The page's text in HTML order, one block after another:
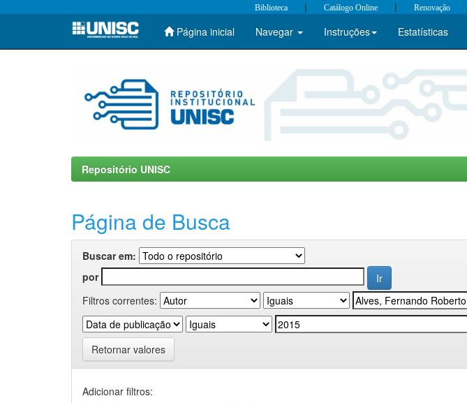
Skip
Biblioteca | Catálogo Online | Renovação
Página inicial Navegar Instruções Estatísticas
Repositório UNISC
Página de Busca
Buscar em:
por
Filtros correntes:
Retornar valores
Adicionar filtros: